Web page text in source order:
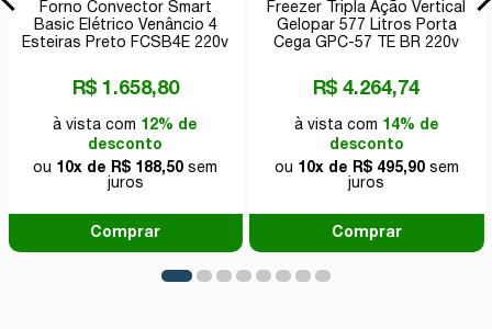
Forno Convector Smart
Basic Elétrico Venâncio 4
Esteiras Preto FCSB4E 220v
R$ 1.658,80
à vista com 12% de
desconto
ou 10x de R$ 188,50 sem
juros
Comprar
Freezer Tripla Ação Vertical
Gelopar 577 Litros Porta
Cega GPC-57 TE BR 220v
R$ 4.264,74
à vista com 14% de
desconto
ou 10x de R$ 495,90sem
juros
Comprar